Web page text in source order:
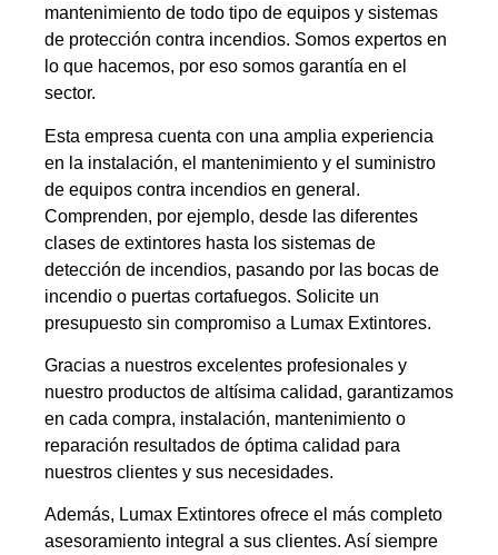
mantenimiento de todo tipo de equipos y sistemas
de protección contra incendios. Somos expertos en
lo que hacemos, por eso somos garantía en el
sector.
Esta empresa cuenta con una amplia experiencia
en la instalación, el mantenimiento y el suministro
de equipos contra incendios en general.
Comprenden, por ejemplo, desde las diferentes
clases de extintores hasta los sistemas de
detección de incendios, pasando por las bocas de
incendio o puertas cortafuegos. Solicite un
presupuesto sin compromiso a Lumax Extintores.
Gracias a nuestros excelentes profesionales y
nuestro productos de altísima calidad, garantizamos
en cada compra, instalación, mantenimiento o
reparación resultados de óptima calidad para
nuestros clientes y sus necesidades.
Además, Lumax Extintores ofrece el más completo
asesoramiento integral a sus clientes. Así siempre